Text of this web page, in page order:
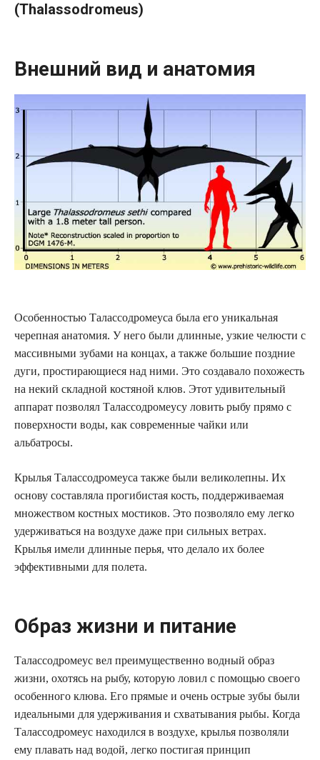
(Thalassodromeus)
Внешний вид и анатомия
Особенностью Талассодромеуса была его уникальная
черепная анатомия. У него были длинные, узкие челюсти с
массивными зубами на концах, а также большие поздние
дуги, простирающиеся над ними. Это создавало похожесть
на некий складной костяной клюв. Этот удивительный
аппарат позволял Талассодромеусу ловить рыбу прямо с
поверхности воды, как современные чайки или
альбатросы.
Крылья Талассодромеуса также были великолепны. Их
основу составляла прогибистая кость, поддерживаемая
множеством костных мостиков. Это позволяло ему легко
удерживаться на воздухе даже при сильных ветрах.
Крылья имели длинные перья, что делало их более
эффективными для полета.
Образ жизни и питание
Талассодромеус вел преимущественно водный образ
жизни, охотясь на рыбу, которую ловил с помощью своего
особенного клюва. Его прямые и очень острые зубы были
идеальными для удерживания и схватывания рыбы. Когда
Талассодромеус находился в воздухе, крылья позволяли
ему плавать над водой, легко постигая принцип